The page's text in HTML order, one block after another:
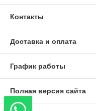
Контакты
Доставка и оплата
График работы
Полная версия сайта